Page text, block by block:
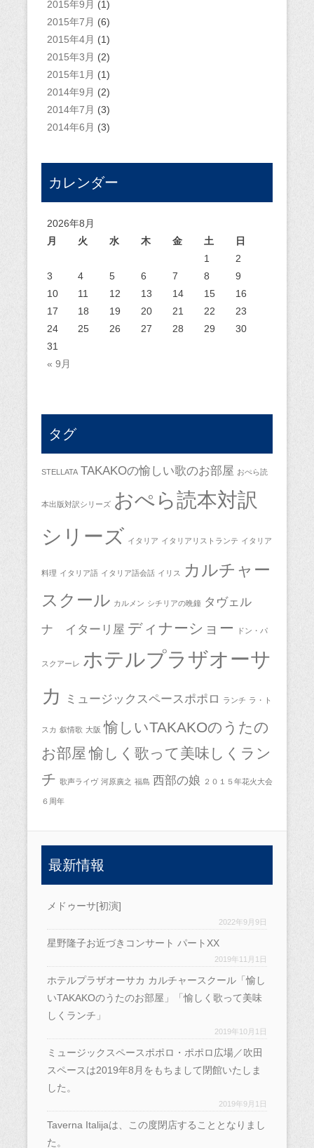
2015年9月 (1)
2015年7月 (6)
2015年4月 (1)
2015年3月 (2)
2015年1月 (1)
2014年9月 (2)
2014年7月 (3)
2014年6月 (3)
カレンダー
2026年8月
月
火 水 木 金 土 日
« 9月
1
2
3
4 5 6 7 8
9
10
11 12 13 14 15
16
17
18 19 20 21 22
23
24
25 26 27 28 29
30
31
タグ
STELLATA TAKAKOの愉しい歌のお部屋 おぺら読
本出版対訳シリーズ おぺら読本対訳
シリーズ イタリア イタリアリストランテ イタリア
料理 イタリア語 イタリア語会話 イリス
カルチャー
スクール カルメン シチリアの晩鐘 タヴェル
ナ イターリ屋 ディナーショー ドン・パ
スクアーレ ホテルプラザオーサ
カ
ミュージックスペースポポロ ランチ ラ・ト
スカ 叙情歌 大阪 愉しいTAKAKOのうたの
お部屋 愉しく歌って美味しくラン
チ 歌声ライヴ 河原廣之 福島 西部の娘 ２０１５年花火大会
６周年
最新情報
メドゥーサ[初演]
2022年9月9日
星野隆子お近づきコンサート パートXX
2019年11月1日
ホテルプラザオーサカ カルチャースクール「愉し
いTAKAKOのうたのお部屋」「愉しく歌って美味
しくランチ」
2019年10月1日
ミュージックスペースポポロ・ポポロ広場／吹田
スペースは2019年8月をもちまして閉館いたしま
した。
2019年9月1日
Taverna Italijaは、この度閉店することとなりまし
た。